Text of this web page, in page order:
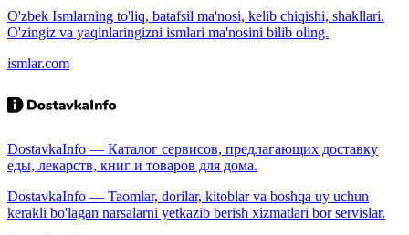
O'zbek Ismlarning to'liq, batafsil ma'nosi, kelib chiqishi, shakllari.
O'zingiz va yaqinlaringizni ismlari ma'nosini bilib oling.
ismlar.com
DostavkaInfo — Каталог сервисов, предлагающих доставку
еды, лекарств, книг и товаров для дома.
DostavkaInfo — Taomlar, dorilar, kitoblar va boshqa uy uchun
kerakli bo'lagan narsalarni yetkazib berish xizmatlari bor servislar.